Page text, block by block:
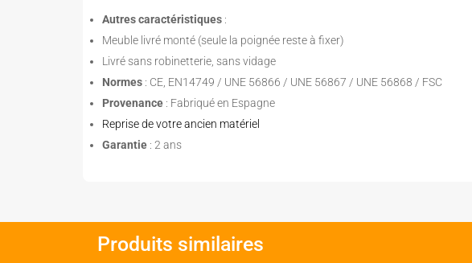
Autres caractéristiques :
Meuble livré monté (seule la poignée reste à fixer)
Livré sans robinetterie, sans vidage
Normes : CE, EN14749 / UNE 56866 / UNE 56867 / UNE 56868 / FSC
Provenance : Fabriqué en Espagne
Reprise de votre ancien matériel
Garantie : 2 ans
Produits similaires